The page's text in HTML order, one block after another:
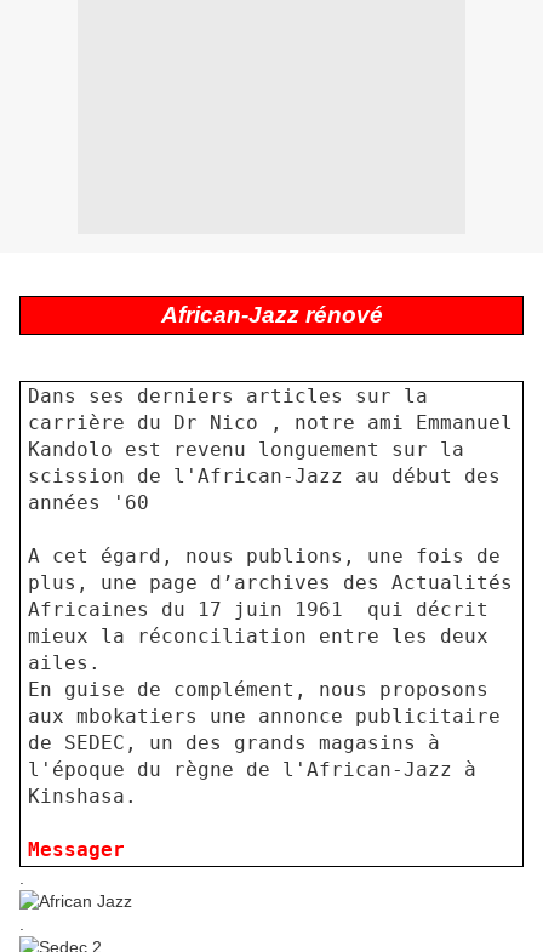
African-Jazz rénové
Dans ses derniers articles sur la
carrière du Dr Nico , notre ami Emmanuel
Kandolo est revenu longuement sur la
scission de l'African-Jazz au début des
années '60
A cet égard, nous publions, une fois de
plus, une page d’archives des Actualités
Africaines du 17 juin 1961
qui décrit
mieux la réconciliation entre les deux
ailes.
En guise de complément, nous proposons
aux mbokatiers une annonce publicitaire
de SEDEC, un des grands magasins à
l'époque du règne de l'African-Jazz à
Kinshasa.
Messager